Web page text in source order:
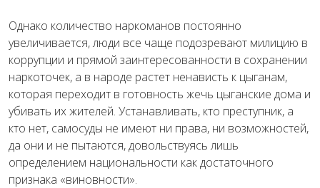
Однако количество наркоманов постоянно
увеличивается, люди все чаще подозревают милицию в
коррупции и прямой заинтересованности в сохранении
наркоточек, а в народе растет ненависть к цыганам,
которая переходит в готовность жечь цыганские дома и
убивать их жителей. Устанавливать, кто преступник, а
кто нет, самосуды не имеют ни права, ни возможностей,
да они и не пытаются, довольствуясь лишь
определением национальности как достаточного
признака «виновности».